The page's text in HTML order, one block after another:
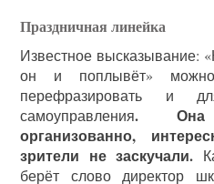
Праздничная линейка
Известное высказывание:
он и поплывёт» можно
перефразировать и
самоуправления. Она
организованно,
зрители не заскучали.
берёт слово директор